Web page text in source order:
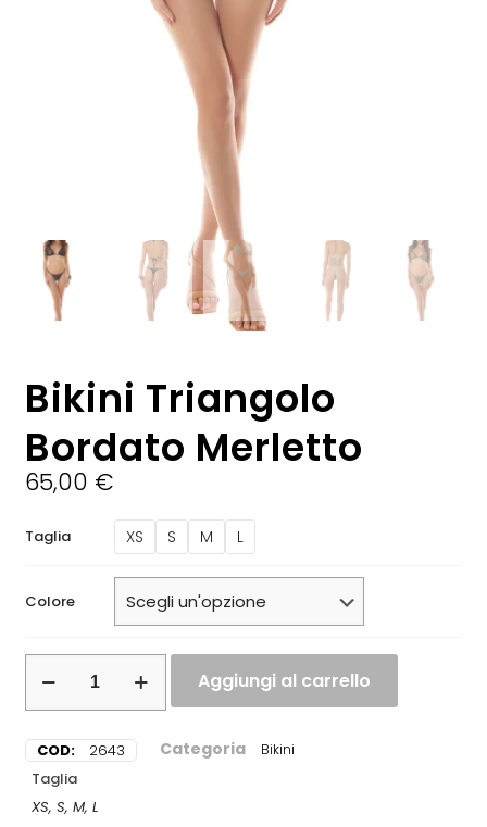
Bikini Triangolo
Bordato Merletto
65,00 €
Taglia XS S M L
Colore
Aggiungi al carrello
COD: 2643 Categoria Bikini
Taglia
XS, S, M, L